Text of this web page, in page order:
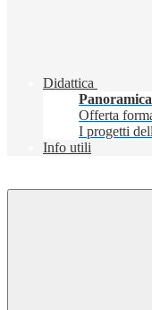
Didattica
Panoramica
Offerta
I progetti
Info utili